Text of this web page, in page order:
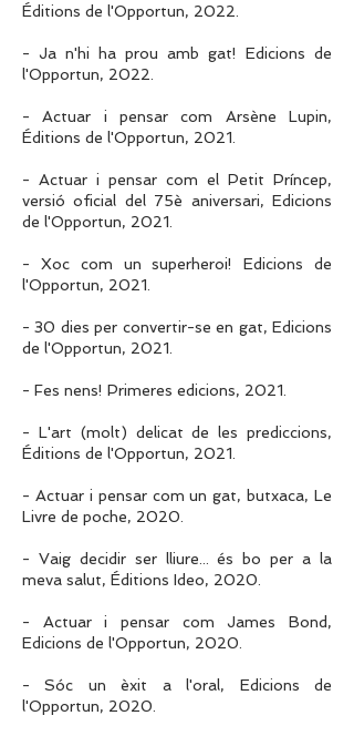
Éditions de l'Opportun, 2022.
- Ja n'hi ha prou amb gat! Edicions de
l'Opportun, 2022.
- Actuar i pensar com Arsène Lupin,
Éditions de l'Opportun, 2021.
- Actuar i pensar com el Petit Príncep,
versió oficial del 75è aniversari, Edicions
de l'Opportun, 2021.
- Xoc com un superheroi! Edicions de
l'Opportun, 2021.
- 30 dies per convertir-se en gat, Edicions
de l'Opportun, 2021.
- Fes nens! Primeres edicions, 2021.
- L'art (molt) delicat de les prediccions,
Éditions de l'Opportun, 2021.
- Actuar i pensar com un gat, butxaca, Le
Livre de poche, 2020.
- Vaig decidir ser lliure... és bo per a la
meva salut, Éditions Ideo, 2020.
- Actuar i pensar com James Bond,
Edicions de l'Opportun, 2020.
- Sóc un èxit a l'oral, Edicions de
l'Opportun, 2020.